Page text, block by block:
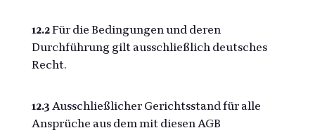
12.2Für die Bedingungen und deren
Durchführung gilt ausschließlich deutsches
Recht.
12.3 Ausschließlicher Gerichtsstand für alle
Ansprüche aus dem mit diesen AGB